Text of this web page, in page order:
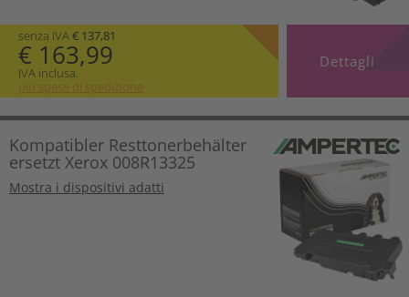
senza IVA€ 137,81
€ 163,99
IVA inclusa.
più spese di spedizione
Dettagli
Kompatibler Resttonerbehälter
ersetzt Xerox 008R13325
Mostra i dispositivi adatti